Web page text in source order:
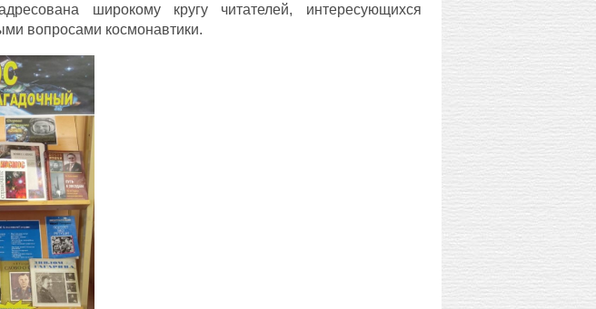
широкому кругу читателей, интересующихся
вопросами космонавтики.